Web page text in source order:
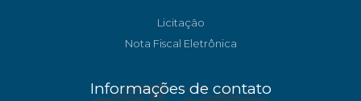
Licitação
Nota Fiscal Eletrônica
Informações de contato